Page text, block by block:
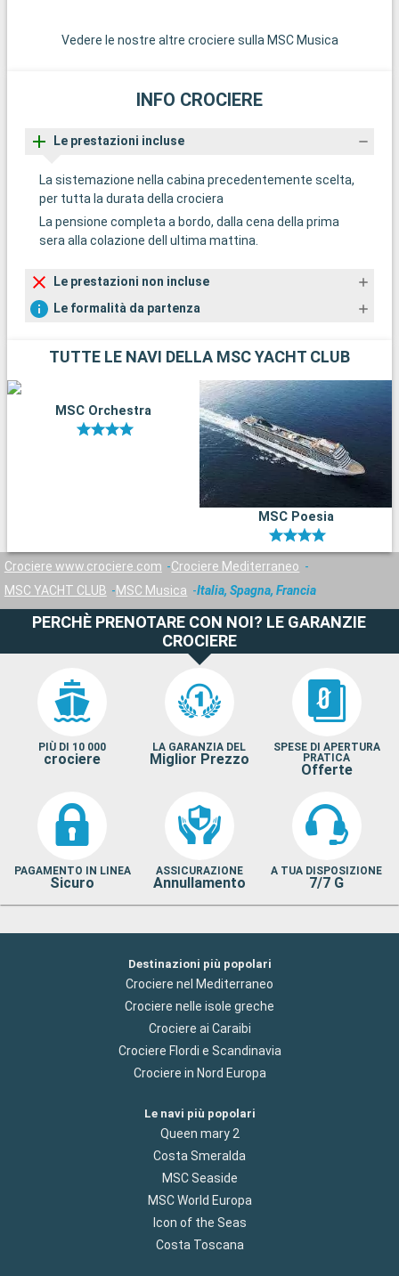
Vedere le nostre altre crociere sulla MSC Musica
INFO CROCIERE
Le prestazioni incluse
La sistemazione nella cabina precedentemente scelta,
per tutta la durata della crociera
La pensione completa a bordo, dalla cena della prima
sera alla colazione dell ultima mattina.
Le prestazioni non incluse
Le formalità da partenza
TUTTE LE NAVI DELLA MSC YACHT CLUB
MSC Orchestra
MSC Poesia
Crociere www.crociere.com
Crociere Mediterraneo
MSC YACHT CLUB
MSC Musica Italia, Spagna, Francia
PERCHÈ PRENOTARE CON NOI? LE GARANZIE
CROCIERE
PIÙ DI 10 000
crociere
LA GARANZIA DEL
Miglior Prezzo
SPESE DI APERTURA
PRATICA
Offerte
PAGAMENTO IN LINEA
Sicuro
ASSICURAZIONE
Annullamento
A TUA DISPOSIZIONE
7/7 G
Destinazioni più popolari
Crociere nel Mediterraneo
Crociere nelle isole greche
Crociere ai Caraibi
Crociere Flordi e Scandinavia
Crociere in Nord Europa
Le navi più popolari
Queen mary 2
Costa Smeralda
MSC Seaside
MSC World Europa
Icon of the Seas
Costa Toscana